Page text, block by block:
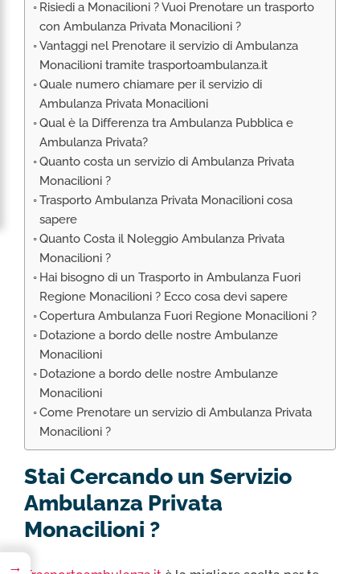
RIMPATRIO SANITARIO ITALIA
AMBULANZA SET CINEMATOGRAFICI
VOLO SANITARIO
TRASPORTO SANITARIO: VOLI DI LINEA,
ELIAMBULANZA ED AMBULANZA
TRASPORTO ECMO O CIRCOLAZIONE
EXTRACORPOREA
TRASPORTO PER NEONATI E PEDIATRICO
Risiedi a Monacilioni ? Vuoi Prenotare un trasporto
con Ambulanza Privata Monacilioni ?
Vantaggi nel Prenotare il servizio di Ambulanza
Monacilioni tramite trasportoambulanza.it
Quale numero chiamare per il servizio di
Ambulanza Privata Monacilioni
Qual è la Differenza tra Ambulanza Pubblica e
Ambulanza Privata?
Quanto costa un servizio di Ambulanza Privata
Monacilioni ?
Trasporto Ambulanza Privata Monacilioni cosa
sapere
Quanto Costa il Noleggio Ambulanza Privata
Monacilioni ?
Hai bisogno di un Trasporto in Ambulanza Fuori
Regione Monacilioni ? Ecco cosa devi sapere
Copertura Ambulanza Fuori Regione Monacilioni ?
Dotazione a bordo delle nostre Ambulanze
Monacilioni
Dotazione a bordo delle nostre Ambulanze
Monacilioni
Come Prenotare un servizio di Ambulanza Privata
Monacilioni ?
Stai Cercando un Servizio
Ambulanza Privata
Monacilioni ?
→